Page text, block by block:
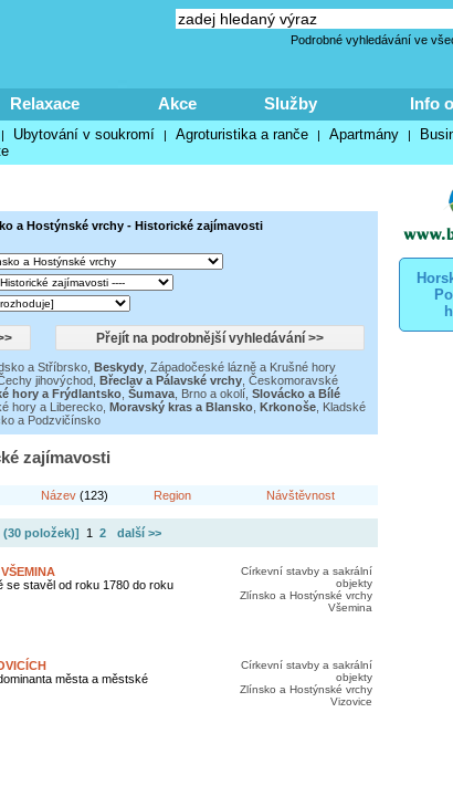
Podrobné vyhledávání ve
Relaxace Akce Služby Info
| Ubytování v soukromí | Agroturistika a ranče | Apartmány |
a Hostýnské vrchy - Historické zajímavosti
a Stříbrsko, Beskydy, Západočeské lázně a Krušné hory
jihovýchod, Břeclav a Pálavské vrchy, Českomoravské
hory a Frýdlantsko, Šumava, Brno a okolí, Slovácko a Bílé
hory a Liberecko, Moravský kras a Blansko, Krkonoše, Kladské
a Podzvičínsko
zajímavosti
Název(123) Region Návštěvnost
(30 položek)] 1 2 další >>
se stavěl od roku 1780 do roku
Církevní stavby a sakrální
objekty
Zlínsko a Hostýnské vrchy
Všemina
města a městské
Církevní stavby a sakrální
objekty
Zlínsko a Hostýnské vrchy
Vizovice